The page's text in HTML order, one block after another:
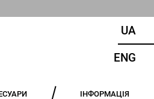
UA
ENG
ІНФОРМАЦІЯ